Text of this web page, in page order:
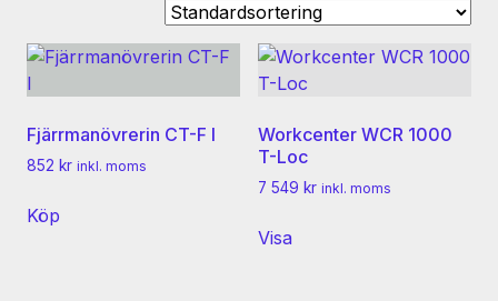
Fjärrmanövrerin CT-F I
852 kr inkl. moms
Köp
Workcenter WCR 1000
T-Loc
7 549 kr inkl. moms
Visa